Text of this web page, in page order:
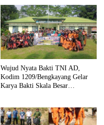
Wujud Nyata Bakti TNI AD,
Kodim 1209/Bengkayang Gelar
Karya Bakti Skala Besar